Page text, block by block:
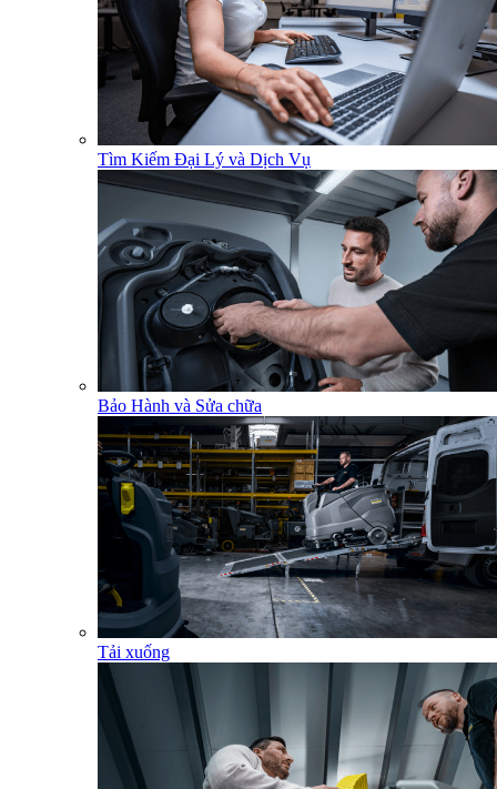
Tìm Kiếm Đại Lý và Dịch Vụ
Bảo Hành và Sửa chữa
Tải xuống